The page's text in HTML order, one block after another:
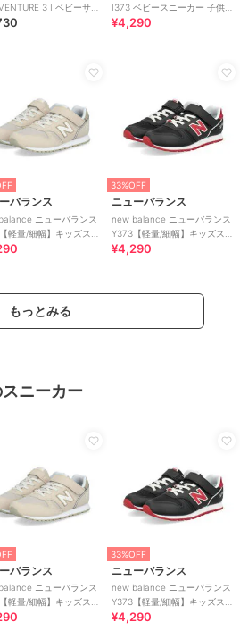
3 I ベビーサン
ッズサマーシューズ
I373 ベビースニーカー 子供靴
ワンベルト
¥4,290
バランス
ニューバランス
軽量/細幅】キッズスニ
子供靴
33%OFF
ニューバランス
new balance ニューバランス
Y373【軽量/細幅】キッズスニ
ーカー 子供靴
¥4,290
もっとみる
ニーカー
バランス
ニューバランス
軽量/細幅】キッズスニ
子供靴
33%OFF
ニューバランス
new balance ニューバランス
Y373【軽量/細幅】キッズスニ
ーカー 子供靴
¥4,290